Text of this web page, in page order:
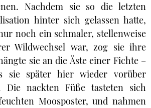
Nachdem sie so die letzten
hinter sich gelassen hatte,
noch ein schmaler, stellenweise
Wildwechsel war, zog sie ihre
sie an die Äste einer Fichte –
sie später hier wieder vorüber
Die nackten Füße tasteten sich
Moosposter, und nahmen